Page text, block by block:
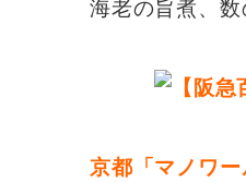
海老の旨煮、
京都「マノワ